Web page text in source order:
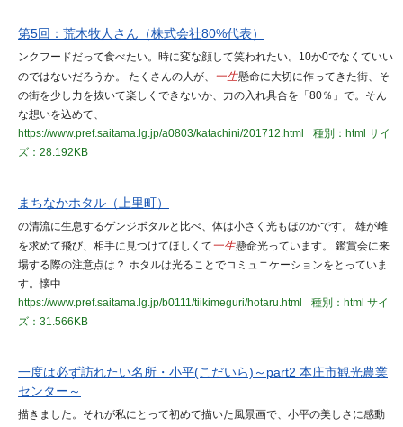
第5回：荒木牧人さん（株式会社80%代表）
ンクフードだって食べたい。時に変な顔して笑われたい。10か0でなくていい
のではないだろうか。 たくさんの人が、 一生懸命に大切に作ってきた街、そ
の街を少し力を抜いて楽しくできないか、力の入れ具合を「80％」で。そん
な想いを込めて、
https://www.pref.saitama.lg.jp/a0803/katachini/201712.html
種別：html サイ
ズ：28.192KB
まちなかホタル（上里町）
の清流に生息するゲンジボタルと比べ、体は小さく光もほのかです。 雄が雌
を求めて飛び、相手に見つけてほしくて一生懸命光っています。 鑑賞会に来
場する際の注意点は？ ホタルは光ることでコミュニケーションをとっていま
す。懐中
https://www.pref.saitama.lg.jp/b0111/tiikimeguri/hotaru.html
種別：html サイ
ズ：31.566KB
一度は必ず訪れたい名所・小平(こだいら)～part2 本庄市観光農業
センター～
描きました。それが私にとって初めて描いた風景画で、小平の美しさに感動